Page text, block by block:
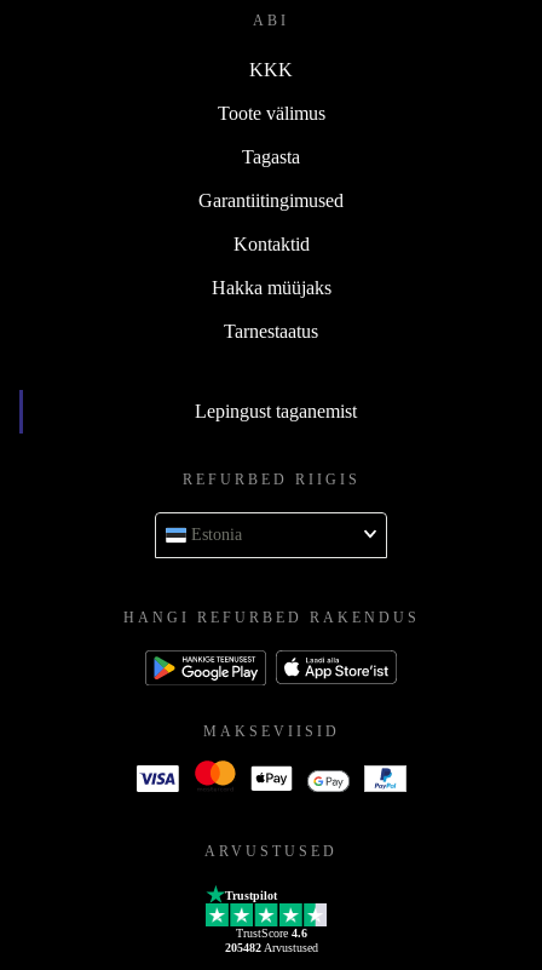
ABI
KKK
Toote välimus
Tagasta
Garantiitingimused
Kontaktid
Hakka müüjaks
Tarnestaatus
Lepingust taganemist
REFURBED RIIGIS
Estonia
HANGI REFURBED RAKENDUS
MAKSEVIISID
ARVUSTUSED
Trustpilot
TrustScore 4.6
205482Arvustused